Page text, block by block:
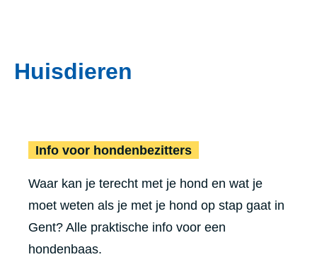
Huisdieren
Info voor hon­den­be­zit­ters
Waar kan je terecht met je hond en wat je
moet weten als je met je hond op stap gaat in
Gent? Alle praktische info voor een
hondenbaas.